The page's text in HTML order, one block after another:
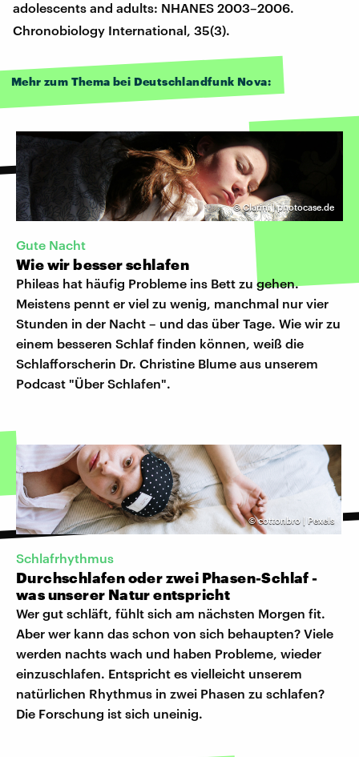
adolescents and adults: NHANES 2003–2006.
Chronobiology International, 35(3).
Mehr zum Thema bei Deutschlandfunk Nova:
©Clarini | photocase.de
Gute Nacht
Wie wir besser schlafen
Phileas hat häufig Probleme ins Bett zu gehen.
Meistens pennt er viel zu wenig, manchmal nur vier
Stunden in der Nacht – und das über Tage. Wie wir zu
einem besseren Schlaf finden können, weiß die
Schlafforscherin Dr. Christine Blume aus unserem
Podcast "Über Schlafen".
©cottonbro | Pexels
Schlafrhythmus
Durchschlafen oder zwei Phasen-Schlaf -
was unserer Natur entspricht
Wer gut schläft, fühlt sich am nächsten Morgen fit.
Aber wer kann das schon von sich behaupten? Viele
werden nachts wach und haben Probleme, wieder
einzuschlafen. Entspricht es vielleicht unserem
natürlichen Rhythmus in zwei Phasen zu schlafen?
Die Forschung ist sich uneinig.